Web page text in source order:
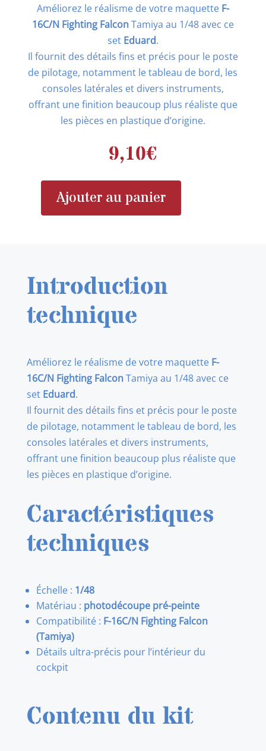
Améliorez le réalisme de votre maquette F-
16C/N Fighting FalconTamiya au 1/48 avec ce
set Eduard.
Il fournit des détails fins et précis pour le poste
de pilotage, notamment le tableau de bord, les
consoles latérales et divers instruments,
offrant une finition beaucoup plus réaliste que
les pièces en plastique d’origine.
9,10€
quantité
16C/N
1/48
Ajouter au panier
Introduction
technique
Améliorez le réalisme de votre maquette F-
16C/N Fighting FalconTamiya au 1/48 avec ce
set Eduard.
Il fournit des détails fins et précis pour le poste
de pilotage, notamment le tableau de bord, les
consoles latérales et divers instruments,
offrant une finition beaucoup plus réaliste que
les pièces en plastique d’origine.
Caractéristiques
techniques
Échelle : 1/48
Matériau : photodécoupe pré-peinte
Compatibilité : F-16C/N Fighting Falcon
(Tamiya)
Détails ultra-précis pour l’intérieur du
cockpit
Contenu du kit